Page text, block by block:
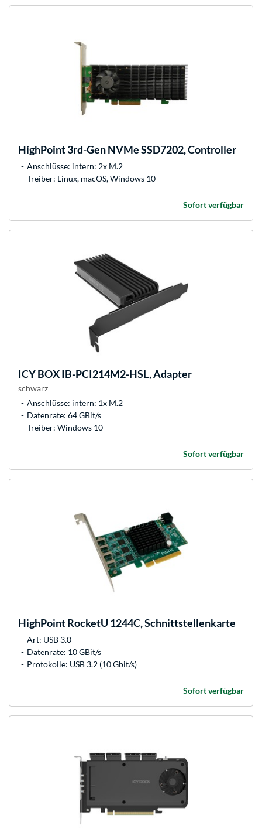
HighPoint3rd-Gen NVMe SSD7202, Controller
Anschlüsse: intern: 2x M.2
Treiber: Linux, macOS, Windows 10
Sofort verfügbar
ICY BOXIB-PCI214M2-HSL, Adapter
schwarz
Anschlüsse: intern: 1x M.2
Datenrate: 64 GBit/s
Treiber: Windows 10
Sofort verfügbar
HighPointRocketU 1244C, Schnittstellenkarte
Art: USB 3.0
Datenrate: 10 GBit/s
Protokolle: USB 3.2 (10 Gbit/s)
Sofort verfügbar